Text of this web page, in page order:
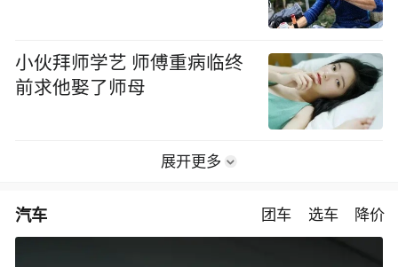
小伙拜师学艺 师傅重病临终
前求他娶了师母
展开更多
汽车 团车 选车 降价